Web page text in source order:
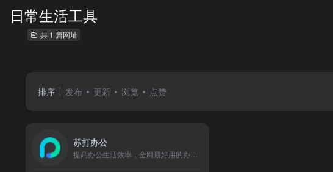
日常生活工具
共 1 篇网址
排序 发布 更新 浏览 点赞
苏打办公